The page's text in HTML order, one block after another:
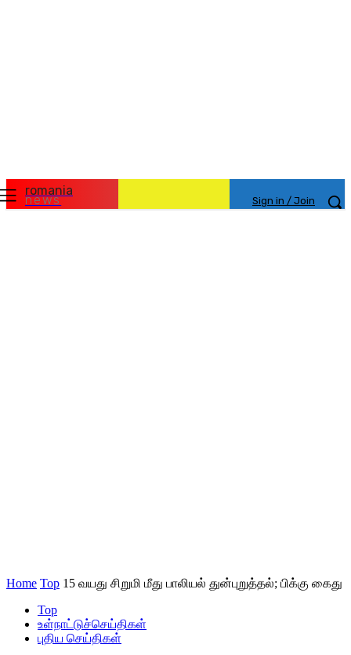
romania
news Sign in / Join
Home Top 15 வயது சிறுமி மீது பாலியல் துன்புறுத்தல்; பிக்கு கைது
Top
உள்நாட்டுச்செய்திகள்
புதிய செய்திகள்